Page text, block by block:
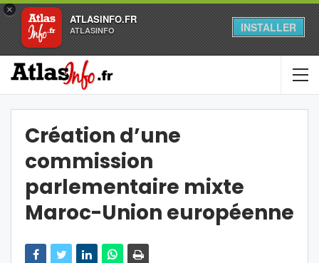
×
ATLASINFO.FR
ATLASINFO INSTALLER
Création d’une
commission
parlementaire mixte
Maroc-Union européenne